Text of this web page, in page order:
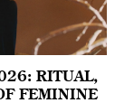
RITUAL,
FEMININE